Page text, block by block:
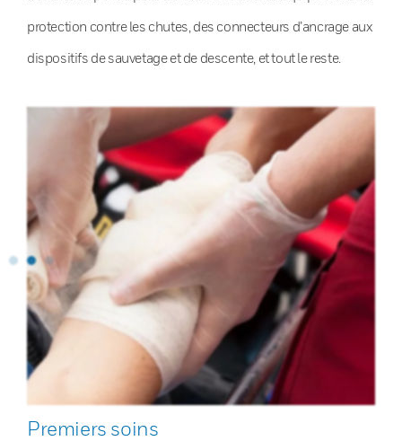
protection contre les chutes, des connecteurs d’ancrage aux
dispositifs de sauvetage et de descente, et tout le reste.
Premiers soins